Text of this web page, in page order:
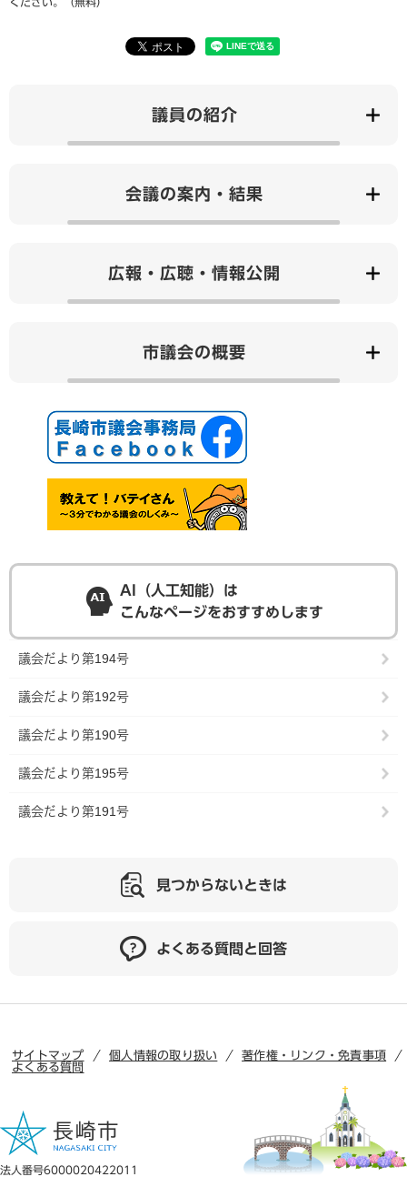
議員の紹介
会議の案内・結果
広報・広聴・情報公開
市議会の概要
AI（人工知能）は
こんなページをおすすめします
議会だより第194号
議会だより第192号
議会だより第190号
議会だより第195号
議会だより第191号
見つからないときは
よくある質問と回答
サイトマップ 個人情報の取り扱い
著作権・リンク・免責事項
よくある質問
法人番号6000020422011